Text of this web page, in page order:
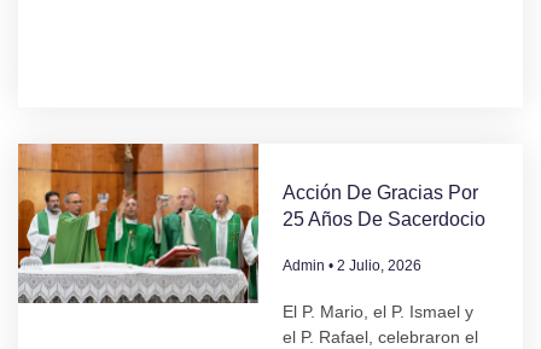
Acción De Gracias Por
25 Años De Sacerdocio
Admin 2 Julio, 2026
El P. Mario, el P. Ismael y
el P. Rafael, celebraron el